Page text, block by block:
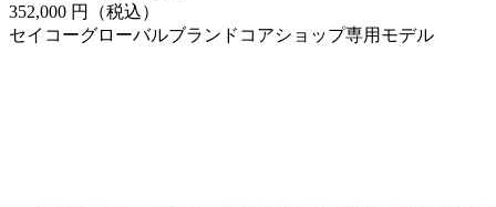
352,000 円（税込）
セイコーグローバルブランドコアショップ専用モデル